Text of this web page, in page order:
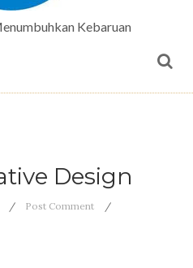
Kebaruan
Design
Post Comment